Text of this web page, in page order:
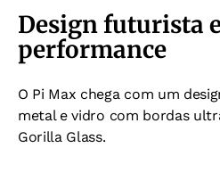
Design futurista
performance
O Pi Max chega com um
metal e vidro com bordas
Gorilla Glass.